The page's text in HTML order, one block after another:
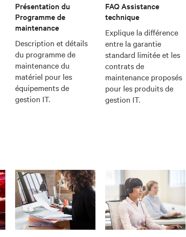
Présentation du
Programme de
maintenance
Description et détails
du programme de
maintenance du
matériel pour les
équipements de
gestion IT.
FAQ Assistance
technique
Explique la différence
entre la garantie
standard limitée et les
contrats de
maintenance proposés
pour les produits de
gestion IT.